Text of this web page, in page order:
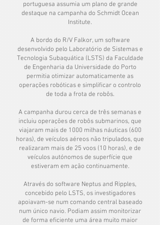
portuguesa assumia um plano de grande
destaque na campanha do Schmidt Ocean
Institute.
A bordo do R/V Falkor, um software
desenvolvido pelo Laboratório de Sistemas e
Tecnologia Subaquática (LSTS) da Faculdade
de Engenharia da Universidade do Porto
permitia otimizar automaticamente as
operações robóticas e simplificar o controlo
de toda a frota de robôs.
A campanha durou cerca de três semanas e
incluiu operações de robôs submarinos, que
viajaram mais de 1000 milhas náuticas (600
horas), de veículos aéreos não tripulados, que
realizaram mais de 25 voos (10 horas), e de
veículos autónomos de superfície que
estiveram em ação continuamente.
Através do software Neptus and Ripples,
concebido pelo LSTS, os investigadores
apoiavam-se num comando central baseado
num único navio. Podiam assim monitorizar
de forma eficiente uma área muito maior